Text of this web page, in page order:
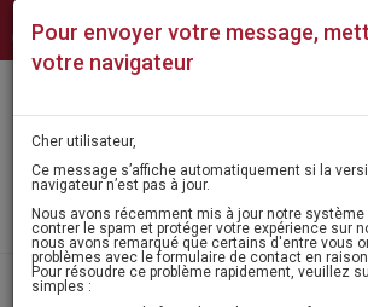
NUMÉROS
D'URGENCE
NOS
AGENCES
MENU
Laisser un
Accueil
Pour envoyer votre message,
votre navigateur
Ce message s’affiche automatiquement si la
Nous avons récemment mis à jour notre système
contrer le spam et protéger votre expérience sur
nous avons remarqué que certains d'entre vous
problèmes avec le formulaire de contact en
Pour résoudre ce problème rapidement, veuillez